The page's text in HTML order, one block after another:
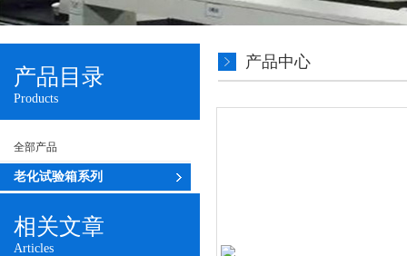
产品目录
Products
全部产品
老化试验箱系列
相关文章
Articles
产品中心